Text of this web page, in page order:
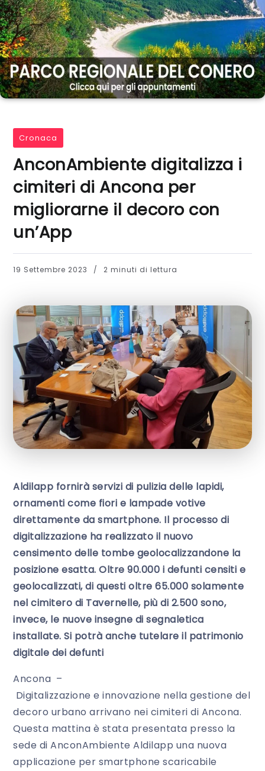
Cronaca
AnconAmbiente digitalizza i
cimiteri di Ancona per
migliorarne il decoro con
un’App
19 Settembre 2023 2 minuti di lettura
Aldilapp fornirà servizi di pulizia delle lapidi,
ornamenti come fiori e lampade votive
direttamente da smartphone. Il processo di
digitalizzazione ha realizzato il nuovo
censimento delle tombe geolocalizzandone la
posizione esatta. Oltre 90.000 i defunti censiti e
geolocalizzati, di questi oltre 65.000 solamente
nel cimitero di Tavernelle, più di 2.500 sono,
invece, le nuove insegne di segnaletica
installate. Si potrà anche tutelare il patrimonio
digitale dei defunti
Ancona –
Digitalizzazione e innovazione nella gestione del
decoro urbano arrivano nei cimiteri di Ancona.
Questa mattina è stata presentata presso la
sede di AnconAmbiente Aldilapp una nuova
applicazione per smartphone scaricabile